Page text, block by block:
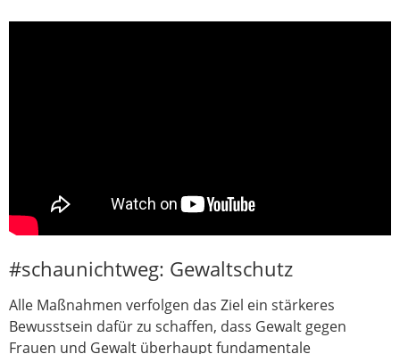
#schaunichtweg: Gewaltschutz
Alle Maßnahmen verfolgen das Ziel ein stärkeres
Bewusstsein dafür zu schaffen, dass Gewalt gegen
Frauen und Gewalt überhaupt fundamentale